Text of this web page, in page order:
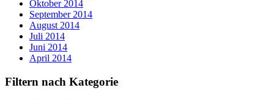
Oktober 2014
September 2014
August 2014
Juli 2014
Juni 2014
April 2014
Filtern nach Kategorie